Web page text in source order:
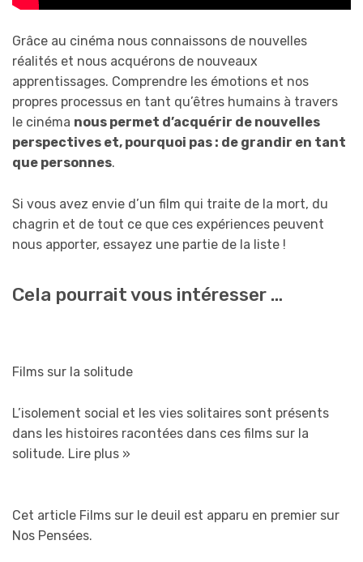
Grâce au cinéma nous connaissons de nouvelles
réalités et nous acquérons de nouveaux
apprentissages. Comprendre les émotions et nos
propres processus en tant qu’êtres humains à travers
le cinéma nous permet d’acquérir de nouvelles
perspectives et, pourquoi pas : de grandir en tant
que personnes.
Si vous avez envie d’un film qui traite de la mort, du
chagrin et de tout ce que ces expériences peuvent
nous apporter, essayez une partie de la liste !
Cela pourrait vous intéresser …
Films sur la solitude
L’isolement social et les vies solitaires sont présents
dans les histoires racontées dans ces films sur la
solitude. Lire plus »
Cet article Films sur le deuil est apparu en premier sur
Nos Pensées.